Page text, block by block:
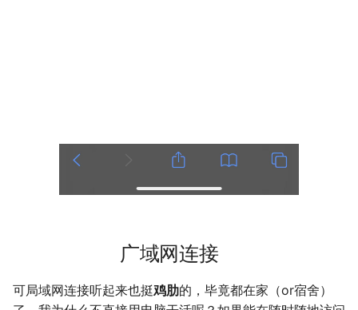
广域网连接
可局域网连接听起来也挺鸡肋的，毕竟都在家（or宿舍）